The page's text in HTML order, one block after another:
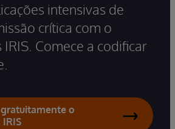
intensivas de
crítica com o
Comece a codificar
o